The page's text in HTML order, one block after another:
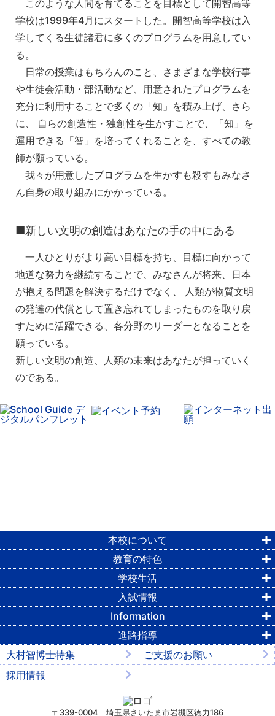
このような人間を育てることを目標として開智高等
学校は1999年4月にスタートした。開智高等学校は入
学してくる生徒諸君に多くのプログラムを用意してい
る。
日常の授業はもちろんのこと、さまざまな学校行事
や生徒会活動・部活動など、用意されたプログラムを
充分に利用することで多くの「知」を積み上げ、さら
に、 自らの創造性・独創性を生かすことで、「知」を
運用できる「智」を培ってくれることを、すべての教
師が願っている。
我々が用意したプログラムを生かすも殺すもみなさ
ん自身の取り組みにかかっている。
■新しい文明の創造はあなたの手の中にある
一人ひとりがより高い目標を持ち、目標に向かって
地道な努力を継続することで、みなさんが将来、日本
が抱える問題を解決するだけでなく、 人類が物質文明
の発達の代償として置き忘れてしまったものを取り戻
すために活躍できる、各分野のリーダーとなることを
願っている。
新しい文明の創造、人類の未来はあなたが担っていく
のである。
〒339-0004 埼玉県さいたま市岩槻区徳力186
本校について
教育の特色
学校生活
入試情報
Information
進路指導
大村智博士特集
ご支援のお願い
採用情報